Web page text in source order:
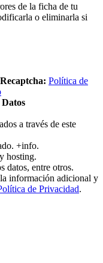
de la ficha de tu
o eliminarla si
Política de
a través de este
+info.
hosting.
datos, entre otros.
información adicional y
de Privacidad.